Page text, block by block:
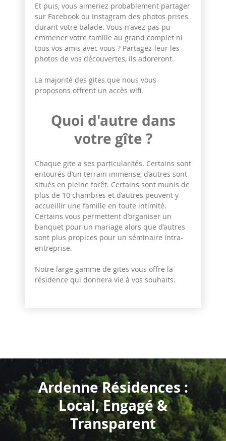
Et puis, vous aimeriez probablement partager
sur Facebook ou Instagram des photos prises
durant votre balade. Vous n'avez pas pu
emmener votre famille au grand complet ni
tous vos amis avec vous ? Partagez-leur les
photos de vos découvertes, ils adoreront.
La majorité des gites que nous vous
proposons offrent un accès wifi.
Quoi d'autre dans
votre gîte ?
Chaque gite a ses particularités. Certains sont
entourés d’un terrain immense, d’autres sont
situés en pleine forêt. Certains sont munis de
plus de 10 chambres et d’autres peuvent y
accueillir une famille en toute intimité.
Certains vous permettent d’organiser un
banquet pour un mariage alors que d’autres
sont plus propices pour un séminaire intra-
entreprise.
Notre large gamme de gites vous offre la
résidence qui donnera vie à vos souhaits.
Ardenne Résidences :
Local, Engagé &
Transparent